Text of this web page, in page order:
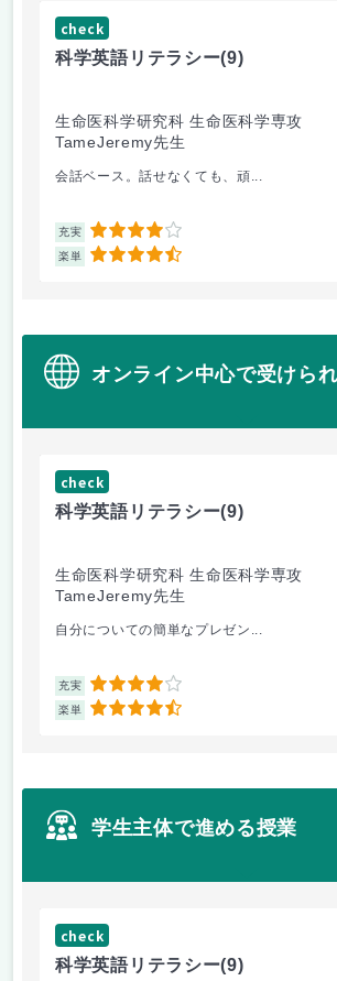
check
科学英語リテラシー(9)
生命医科学研究科 生命医科学専攻
TameJeremy先生
会話ベース。話せなくても、頑...
充実 4
楽単 4.5
オンライン中心で受けら
check
科学英語リテラシー(9)
生命医科学研究科 生命医科学専攻
TameJeremy先生
自分についての簡単なプレゼン...
充実 4
楽単 4.5
学生主体で進める授業
check
科学英語リテラシー(9)